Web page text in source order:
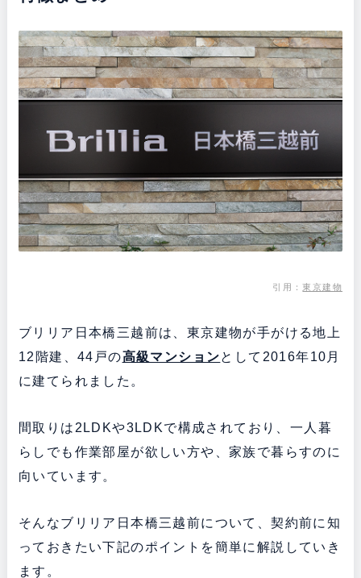
引用：東京建物
ブリリア日本橋三越前は、東京建物が手がける地上
12階建、44戸の高級マンションとして2016年10月
に建てられました。
間取りは2LDKや3LDKで構成されており、一人暮
らしでも作業部屋が欲しい方や、家族で暮らすのに
向いています。
そんなブリリア日本橋三越前について、契約前に知
っておきたい下記のポイントを簡単に解説していき
ます。